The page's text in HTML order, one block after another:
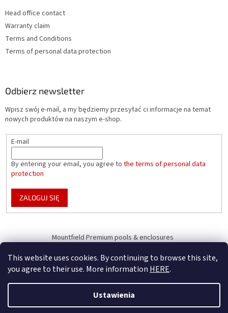
This website uses cookies. By continuing to browse this site,
you agree to their use. More information HERE.
Ustawienia
Head office contact
Warranty claim
Terms and Conditions
Terms of personal data protection
Odbierz newsletter
Wpisz swój e-mail, a my będziemy przesyłać ci informacje na temat
nowych produktów na naszym e-shop.
E-mail
By entering your email, you agree to the terms of personal data
protection
ZALOGUJ SIĘ
Mountfield Premium pools & enclosures
Opracował Shoptet